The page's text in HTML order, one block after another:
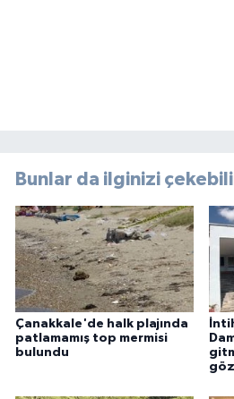
Bunlar da ilginizi
Çanakkale'de halk plajında
patlamamış top mermisi
bulundu